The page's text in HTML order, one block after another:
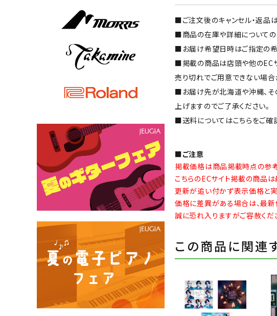
■ご注文後のキャンセル・返品
■商品の在庫や詳細についての
■お届け希望日時はご指定の希
■掲載の商品は店頭や他のEC
売り切れでご用意できない場合
■お届け先が北海道や沖縄、そ
上げますのでご了承ください。
■送料についてはこちらをご確
■ご注意
掲載価格は商品掲載時点の参
こちらのECサイト掲載の商品
更新が追い付かず表示価格と
価格に差異がある場合は、最新
誠に恐れ入りますがご容赦くだ
この商品に関連